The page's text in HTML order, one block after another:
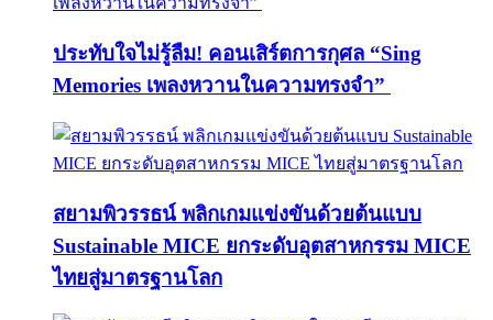
ประทับใจไม่รู้ลืม! คอนเสิร์ตการกุศล “Sing
Memories เพลงหวานในความทรงจำ”
สยามพิวรรธน์ พลิกเกมแข่งขันด้วยต้นแบบ
Sustainable MICE ยกระดับอุตสาหกรรม MICE
ไทยสู่มาตรฐานโลก